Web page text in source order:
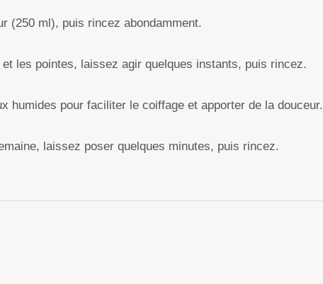
(250 ml), puis rincez abondamment.
les pointes, laissez agir quelques instants, puis rincez.
humides pour faciliter le coiffage et apporter de la douceur.
laissez poser quelques minutes, puis rincez.